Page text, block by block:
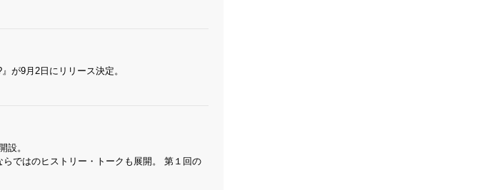
が9月2日にリリース決定。
設。
ではのヒストリー・トークも展開。 第１回の